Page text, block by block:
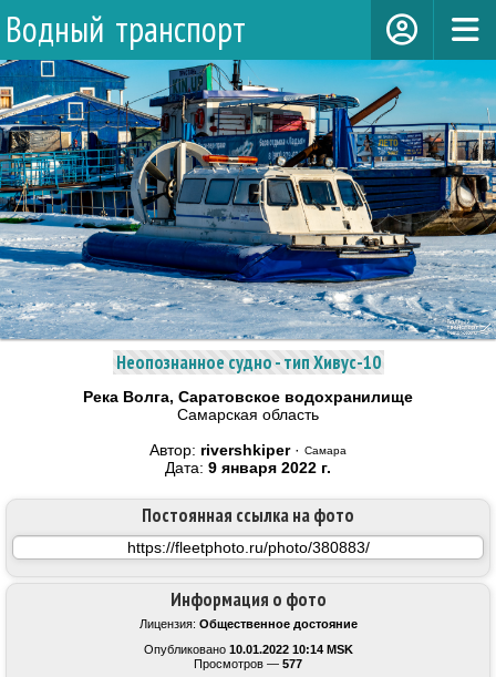
Водный транспорт
Неопознанное судно - тип Хивус-10
Река Волга, Саратовское водохранилище
Самарская область
Автор: rivershkiper· Самара
Дата: 9 января 2022 г.
Информация о фото
Лицензия: Общественное достояние
Опубликовано 10.01.2022 10:14 MSK
Просмотров — 577
Постоянная ссылка на фото